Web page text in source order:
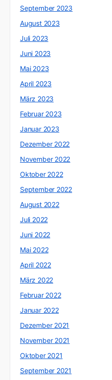
September 2023
August 2023
Juli 2023
Juni 2023
Mai 2023
April 2023
März 2023
Februar 2023
Januar 2023
Dezember 2022
November 2022
Oktober 2022
September 2022
August 2022
Juli 2022
Juni 2022
Mai 2022
April 2022
März 2022
Februar 2022
Januar 2022
Dezember 2021
November 2021
Oktober 2021
September 2021